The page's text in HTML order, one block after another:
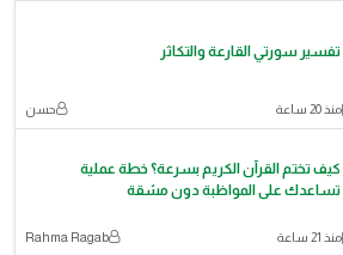
تفسير سورتي القارعة والتكاثر
منذ 20 ساعة حسن
كيف تختم القرآن الكريم بسرعة؟ خطة عملية
تساعدك على المواظبة دون مشقة
منذ 21 ساعة Rahma Ragab